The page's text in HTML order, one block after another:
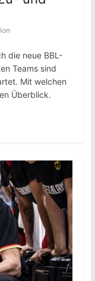
die neue BBL-
Teams sind
Mit welchen
Überblick.